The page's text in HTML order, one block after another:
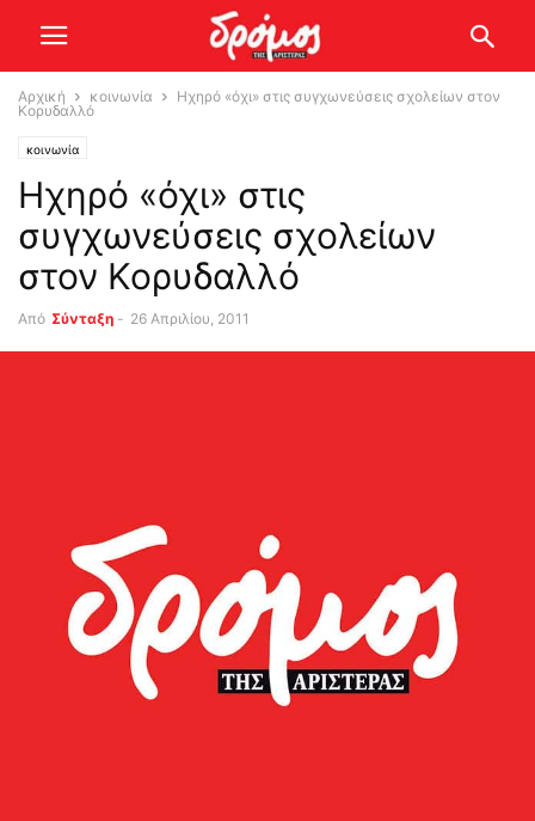
Αρχική κοινωνία
Ηχηρό «όχι» στις συγχωνεύσεις σχολείων στον
Κορυδαλλό
κοινωνία
Ηχηρό «όχι» στις
συγχωνεύσεις σχολείων
στον Κορυδαλλό
Από Σύνταξη - 26 Απριλίου, 2011